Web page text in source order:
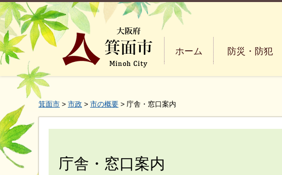
大阪府箕面市
ホーム 防災・防犯
箕面市 > 市政 > 市の概要 > 庁舎・窓口案内
庁舎・窓口案内